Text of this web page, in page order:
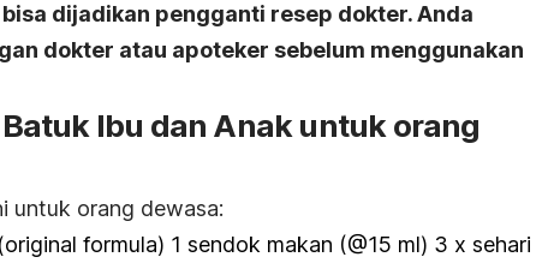
dijadikan pengganti resep dokter. Anda
dokter atau apoteker sebelum menggunakan
Ibu dan Anak untuk orang
untuk orang dewasa:
formula) 1 sendok makan (@15 ml) 3 x sehari